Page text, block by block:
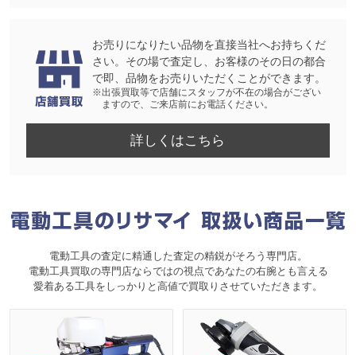
お売りになりたい品物を直接当社へお持ちくだ
さい。その場で査定し、お客様のその日の都合
で即、品物をお売りいただくことができます。
※出張買取等で店舗にスタッフが不在の場合がござい
ますので、ご来店前にお電話ください。
詳しくはこちら
電動工具の査定に精通した査定の精鋭がそろう専門店。
電動工具買取の専門店ならではの視点であなたの右腕とも言える
愛着ある工具をしっかりと高値で買取りさせていただきます。